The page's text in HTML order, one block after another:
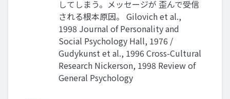
してしまう。メッセージが 歪んで受信
される根本原因。 Gilovich et al.,
1998 Journal of Personality and
Social Psychology Hall, 1976 /
Gudykunst et al., 1996 Cross-Cultural
Research Nickerson, 1998 Review of
General Psychology